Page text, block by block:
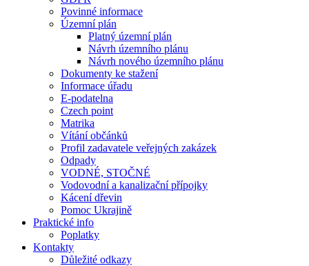
Povinné informace
Územní plán
Platný územní plán
Návrh územního plánu
Návrh nového územního plánu
Dokumenty ke stažení
Informace úřadu
E-podatelna
Czech point
Matrika
Vítání občánků
Profil zadavatele veřejných zakázek
Odpady
VODNÉ, STOČNÉ
Vodovodní a kanalizační přípojky
Kácení dřevin
Pomoc Ukrajině
Praktické info
Poplatky
Kontakty
Důležité odkazy